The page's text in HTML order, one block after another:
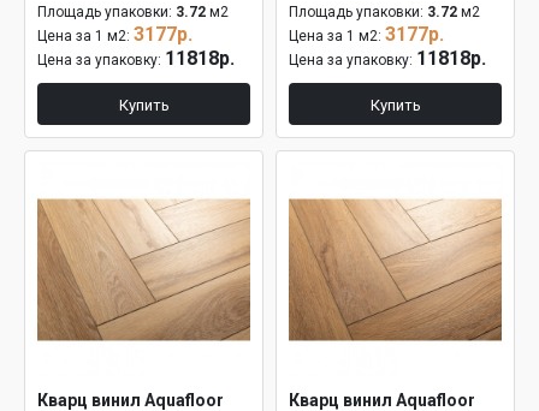
Площадь упаковки: 3.72 м2
Цена за 1 м2: 3177р.
Цена за упаковку: 11818р.
Купить
Площадь упаковки: 3.72 м2
Цена за 1 м2: 3177р.
Цена за упаковку: 11818р.
Купить
Кварц винил Aquafloor
Кварц винил Aquafloor